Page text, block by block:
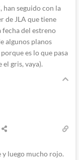
han seguido con la
de JLA que tiene
fecha del estreno
algunos planos
es lo que pasa
el gris, vaya).
y luego mucho rojo.